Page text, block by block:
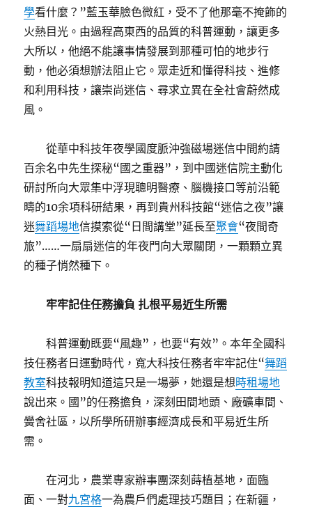
學看什麼？”藍玉華臉色微紅，受不了他那毫不掩飾的
火熱目光。由過程高東西的品質的科普運動，讓更多
大所以，他絕不能讓事情發展到那種可怕的地步行
動，他必須想辦法阻止它。眾走近和懂得科技、進修
和利用科技，讓崇尚迷信、尋求立異在全社會蔚然成
風。
從華中科技年夜學國度脈沖強磁場迷信中間約請
百余名中先生探秘“國之重器”，到中國迷信院主動化
研討所向大眾集中浮現聰明醫療、腦機接口等前沿範
疇的10余項科研結果，再到貴州科技館“迷信之夜”讓
迷舞蹈場地信摸索從“日間講堂”延長至聚會“夜間奇
旅”……一扇扇迷信的年夜門向大眾關閉，一顆顆立異
的種子悄然種下。
牢牢記住任務擔負 扎根平易近生所需
科普運動既要“風趣”，也要“有效”。本年全國科
技任務者日運動時代，寬大科技任務者牢牢記住“舞蹈
教室科技報明知道這只是一場夢，她還是想時租場地
說出來。國”的任務擔負，深刻田間地頭、廠礦車間、
黌舍社區，以所學所研辦事經濟成長和平易近生所
需。
在河北，農業專家辦事團深刻蒔植基地，面臨
面、一對九宮格一為農戶們處理技巧題目；在新疆，